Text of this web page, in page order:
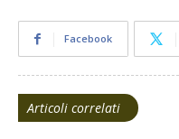
Facebook
Articoli correlati